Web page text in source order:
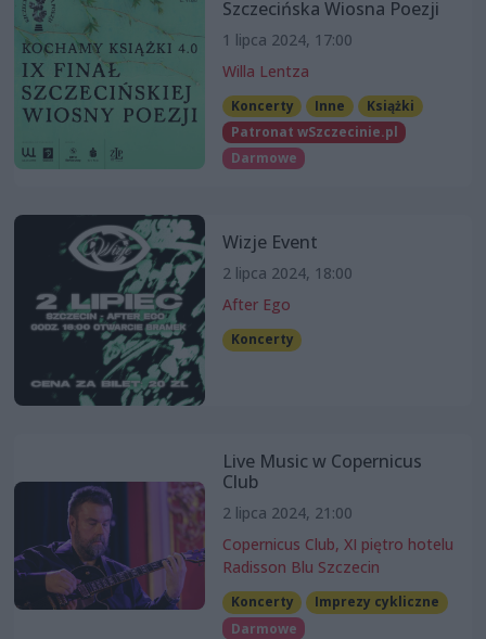
Szczecińska Wiosna Poezji
1 lipca 2024, 17:00
Willa Lentza
Koncerty Inne
Książki
Patronat wSzczecinie.pl
Darmowe
Wizje Event
2 lipca 2024, 18:00
After Ego
Koncerty
Live Music w Copernicus
Club
2 lipca 2024, 21:00
Copernicus Club, XI piętro hotelu
Radisson Blu Szczecin
Koncerty
Imprezy cykliczne
Darmowe